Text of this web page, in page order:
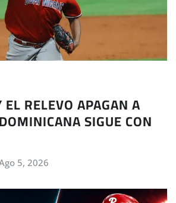
RELEVO APAGAN A
SIGUE CON
5, 2026